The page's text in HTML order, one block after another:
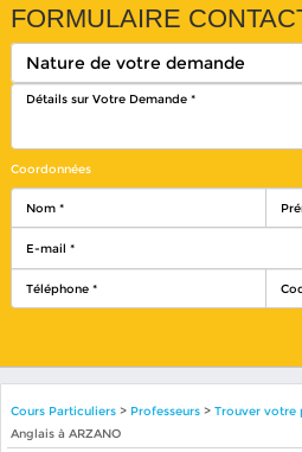
FORMULAIRE
Nature de votre demande
Coordonnées
Cours Particuliers> Professeurs > Trouver votre
Anglais à ARZANO